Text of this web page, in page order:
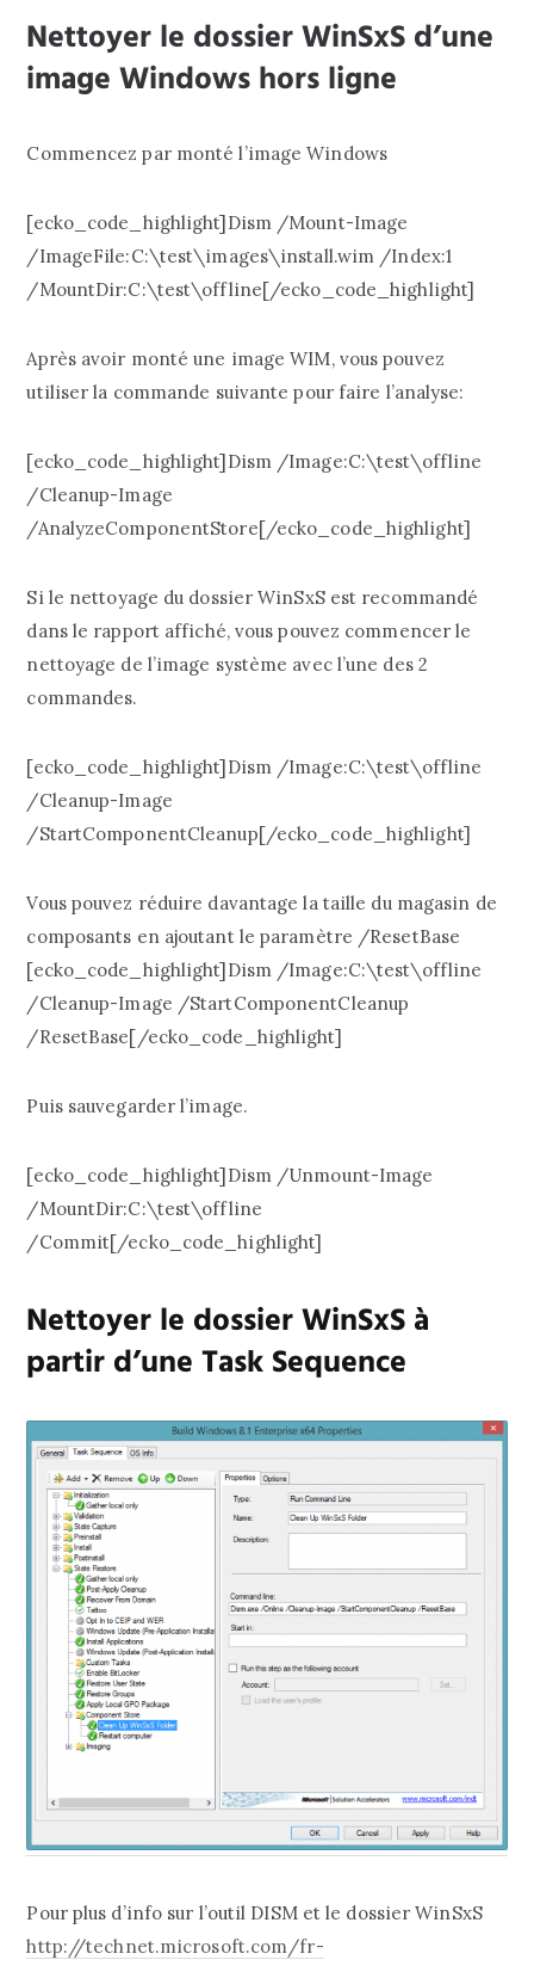
Nettoyer le dossier WinSxS d’une
image Windows hors ligne
Commencez par monté l’image Windows
[ecko_code_highlight]Dism /Mount-Image
/ImageFile:C:\test\images\install.wim /Index:1
/MountDir:C:\test\offline[/ecko_code_highlight]
Après avoir monté une image WIM, vous pouvez
utiliser la commande suivante pour faire l’analyse:
[ecko_code_highlight]Dism /Image:C:\test\offline
/Cleanup-Image
/AnalyzeComponentStore[/ecko_code_highlight]
Si le nettoyage du dossier WinSxS est recommandé
dans le rapport affiché, vous pouvez commencer le
nettoyage de l’image système avec l’une des 2
commandes.
[ecko_code_highlight]Dism /Image:C:\test\offline
/Cleanup-Image
/StartComponentCleanup[/ecko_code_highlight]
Vous pouvez réduire davantage la taille du magasin de
composants en ajoutant le paramètre /ResetBase
[ecko_code_highlight]Dism /Image:C:\test\offline
/Cleanup-Image /StartComponentCleanup
/ResetBase[/ecko_code_highlight]
Puis sauvegarder l’image.
[ecko_code_highlight]Dism /Unmount-Image
/MountDir:C:\test\offline
/Commit[/ecko_code_highlight]
Nettoyer le dossier WinSxS à
partir d’une Task Sequence
Pour plus d’info sur l’outil DISM et le dossier WinSxS
http://technet.microsoft.com/fr-